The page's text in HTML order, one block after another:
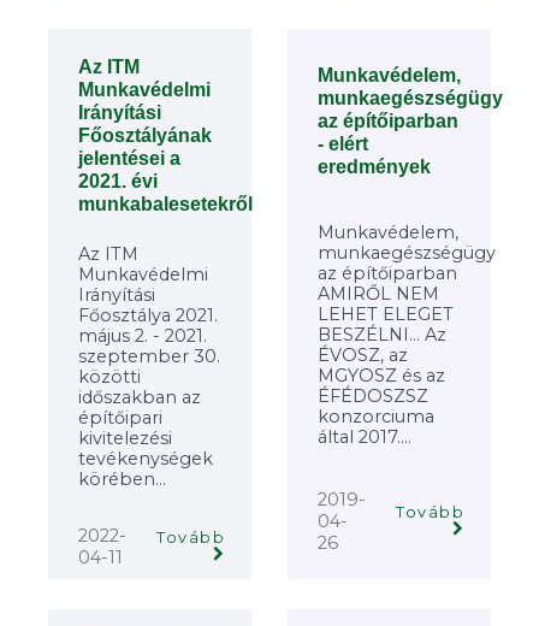
Az ITM
Munkavédelmi
Irányítási
Főosztályának
jelentései a
2021. évi
munkabalesetekről
Az ITM
Munkavédelmi
Irányítási
Főosztálya 2021.
május 2. - 2021.
szeptember 30.
közötti
időszakban az
építőipari
kivitelezési
tevékenységek
körében...
2022-
04-11
Tovább
Munkavédelem,
munkaegészségügy
az építőiparban
- elért
eredmények
Munkavédelem,
munkaegészségügy
az építőiparban
AMIRŐL NEM
LEHET ELEGET
BESZÉLNI... Az
ÉVOSZ, az
MGYOSZ és az
ÉFÉDOSZSZ
konzorciuma
által 2017....
2019-
04-
26
Tovább